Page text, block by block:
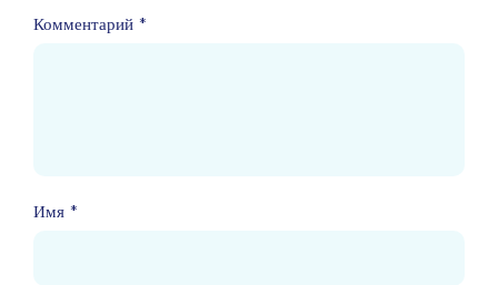
Комментарий *
Имя *